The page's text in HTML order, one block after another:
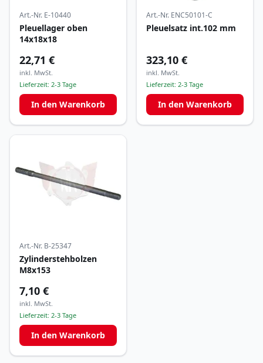
Art.-Nr. E-10440
Pleuellager oben
14x18x18
22,71 €
inkl. MwSt.
Lieferzeit: 2-3 Tage
In den Warenkorb
Art.-Nr. ENC50101-C
Pleuelsatz int.102 mm
323,10 €
inkl. MwSt.
Lieferzeit: 2-3 Tage
In den Warenkorb
Art.-Nr. B-25347
Zylinderstehbolzen
M8x153
7,10 €
inkl. MwSt.
Lieferzeit: 2-3 Tage
In den Warenkorb